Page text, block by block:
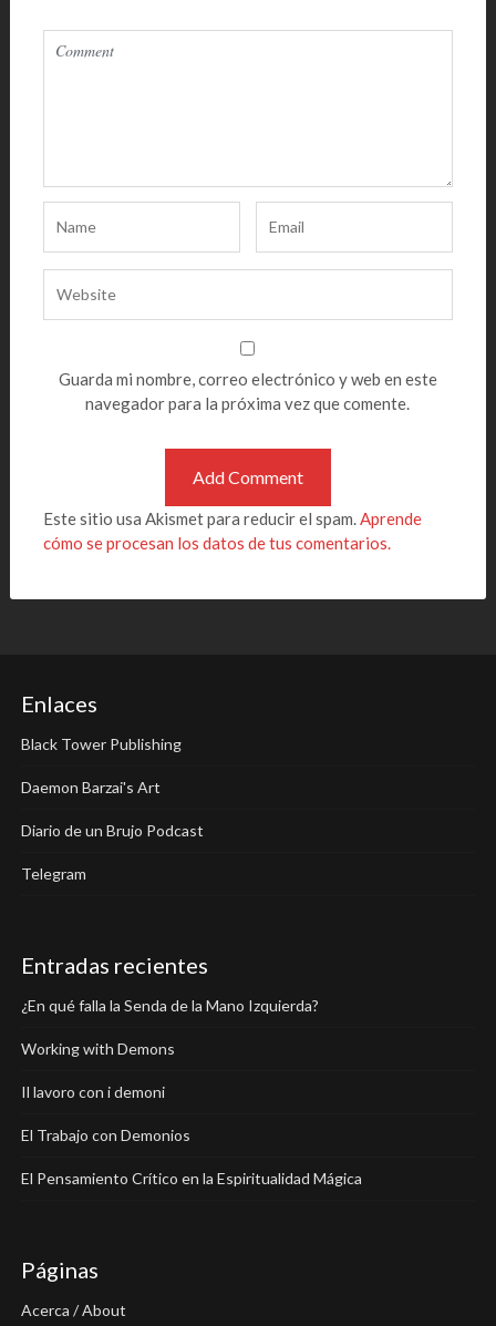
Guarda mi nombre, correo electrónico y web en este
navegador para la próxima vez que comente.
Este sitio usa Akismet para reducir el spam.Aprende
cómo se procesan los datos de tus comentarios.
Enlaces
Black Tower Publishing
Daemon Barzai's Art
Diario de un Brujo Podcast
Telegram
Entradas recientes
¿En qué falla la Senda de la Mano Izquierda?
Working with Demons
Il lavoro con i demoni
El Trabajo con Demonios
El Pensamiento Crítico en la Espiritualidad Mágica
Páginas
Acerca / About